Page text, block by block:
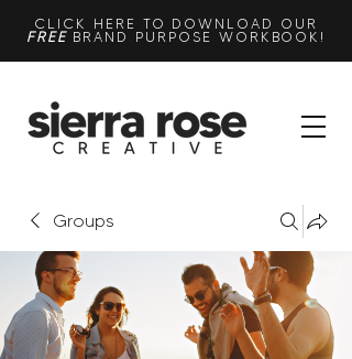
CLICK HERE TO DOWNLOAD OUR
FREEBRAND PURPOSE WORKBOOK!
Groups